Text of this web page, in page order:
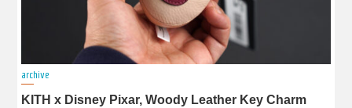
archive
KITH x Disney Pixar, Woody Leather Key Charm